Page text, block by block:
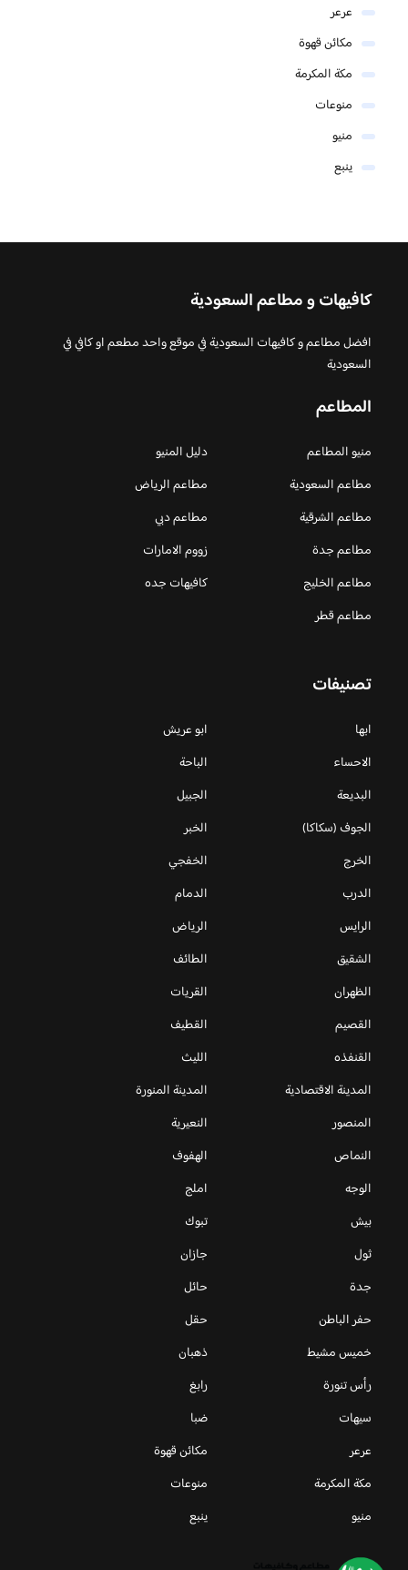
عرعر
مكائن قهوة
مكة المكرمة
منوعات
منيو
ينبع
كافيهات و مطاعم السعودية
افضل مطاعم و كافيهات السعودية في موقع واحد مطعم او كافي في
السعودية
المطاعم
منيو المطاعم
دليل المنيو
مطاعم السعودية
مطاعم الرياض
مطاعم الشرقية
مطاعم دبي
مطاعم جدة
زووم الامارات
مطاعم الخليج
كافيهات جده
مطاعم قطر
تصنيفات
ابها
ابو عريش
الاحساء
الباحة
البديعة
الجبيل
الجوف (سكاكا)
الخبر
الخرج
الخفجي
الدرب
الدمام
الرايس
الرياض
الشقيق
الطائف
الظهران
القريات
القصيم
القطيف
القنفذه
الليث
المدينة الاقتصادية
المدينة المنورة
المنصور
النعيرية
النماص
الهفوف
الوجه
املج
بيش
تبوك
ثول
جازان
جدة
حائل
حفر الباطن
حقل
خميس مشيط
ذهبان
رأس تنورة
رابغ
سيهات
ضبا
عرعر
مكائن قهوة
مكة المكرمة
منوعات
منيو
ينبع